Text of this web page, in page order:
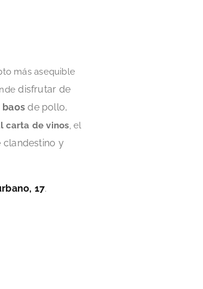
más asequible
disfrutar de
baos de pollo,
carta de vinos, el
clandestino y
17.